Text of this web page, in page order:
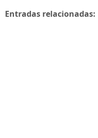
Entradas relacionadas: